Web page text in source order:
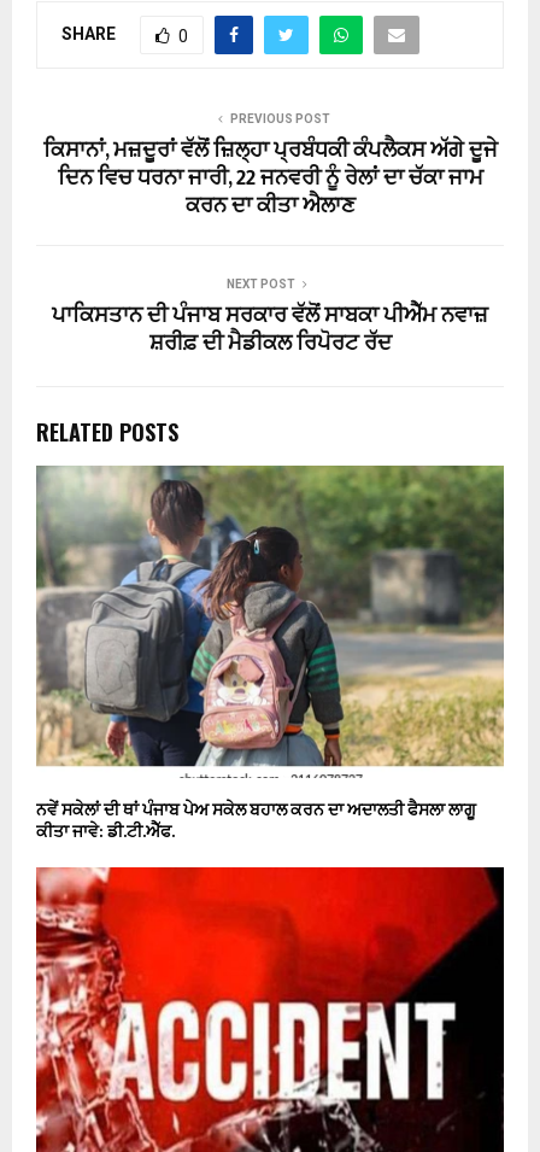
SHARE 0
PREVIOUS POST
ਕਿਸਾਨਾਂ, ਮਜ਼ਦੂਰਾਂ ਵੱਲੋਂ ਜ਼ਿਲ੍ਹਾ ਪ੍ਰਬੰਧਕੀ ਕੰਪਲੈਕਸ ਅੱਗੇ ਦੂਜੇ
ਦਿਨ ਵਿਚ ਧਰਨਾ ਜਾਰੀ, 22 ਜਨਵਰੀ ਨੂੰ ਰੇਲਾਂ ਦਾ ਚੱਕਾ ਜਾਮ
ਕਰਨ ਦਾ ਕੀਤਾ ਐਲਾਣ
NEXT POST
ਪਾਕਿਸਤਾਨ ਦੀ ਪੰਜਾਬ ਸਰਕਾਰ ਵੱਲੋਂ ਸਾਬਕਾ ਪੀਐੱਮ ਨਵਾਜ਼
ਸ਼ਰੀਫ਼ ਦੀ ਮੈਡੀਕਲ ਰਿਪੋਰਟ ਰੱਦ
RELATED POSTS
ਨਵੇਂ ਸਕੇਲਾਂ ਦੀ ਥਾਂ ਪੰਜਾਬ ਪੇਅ ਸਕੇਲ ਬਹਾਲ ਕਰਨ ਦਾ ਅਦਾਲਤੀ ਫੈਸਲਾ ਲਾਗੂ
ਕੀਤਾ ਜਾਵੇ: ਡੀ.ਟੀ.ਐੱਫ.